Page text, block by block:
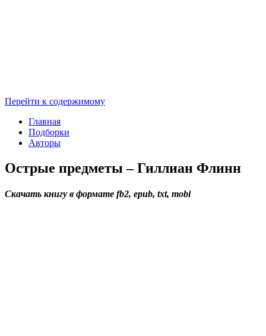
Перейти к содержимому
Главная
Подборки
Авторы
Острые предметы – Гиллиан Флинн
Скачать книгу в формате fb2, epub, txt, mobi